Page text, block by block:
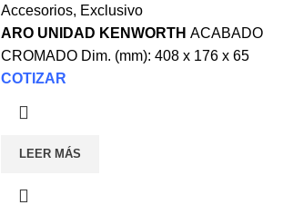
Accesorios, Exclusivo
ARO UNIDAD KENWORTH ACABADO
CROMADO Dim. (mm): 408 x 176 x 65
COTIZAR
LEER MÁS